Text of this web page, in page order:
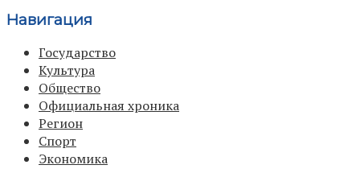
Навигация
Государство
Культура
Общество
Официальная хроника
Регион
Спорт
Экономика